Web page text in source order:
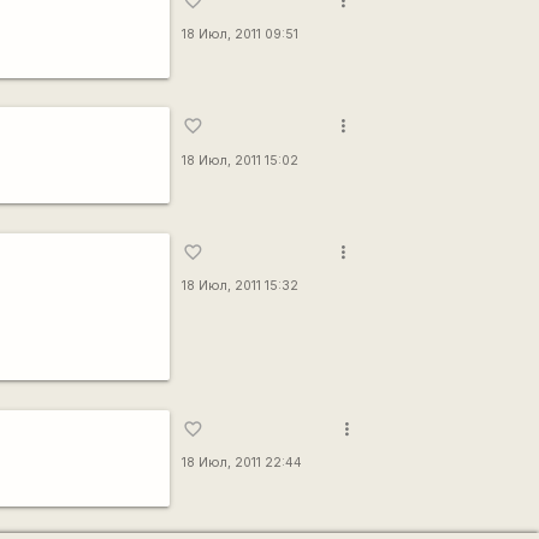
18 Июл, 2011 09:51
favorite_border
18 Июл, 2011 15:02
more_vert
favorite_border
18 Июл, 2011 15:32
more_vert
favorite_border
18 Июл, 2011 22:44
more_vert